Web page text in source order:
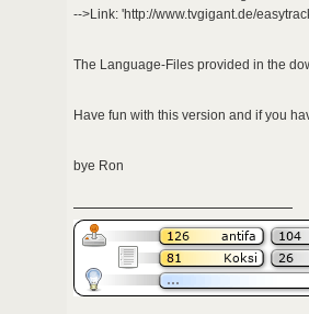
-->Link: 'http://www.tvgigant.de/
The Language-Files provided in the
Have fun with this version and if you
bye Ron